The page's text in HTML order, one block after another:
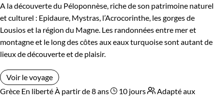
A la découverte du Péloponnèse, riche de son patrimoine naturel
et culturel : Epidaure, Mystras, l’Acrocorinthe, les gorges de
Lousios et la région du Magne. Les randonnées entre mer et
montagne et le long des côtes aux eaux turquoise sont autant de
lieux de découverte et de plaisir.
Voir le voyage
Grèce En liberté À partir de 8 ans 10 jours
Adapté aux